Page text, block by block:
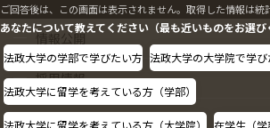
情報公開
採用情報
教職員の方へ
ご回答後は、この画面は表示されません。取得した情報は統
あなたについて教えてください（最も近いものをお選び
法政大学の学部で学びたい方 法政大学の大学院で学
法政大学に留学を考えている方（学部）
法政大学に留学を考えている方（大学院） 在学生（学